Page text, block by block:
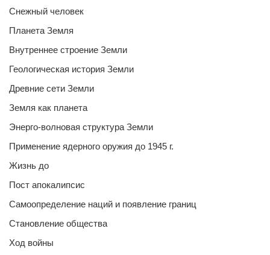
Снежный человек
Планета Земля
Внутреннее строение Земли
Геологическая история Земли
Древние сети Земли
Земля как планета
Энерго-волновая структура Земли
Применение ядерного оружия до 1945 г.
Жизнь до
Пост апокалипсис
Самоопределение наций и появление границ
Становление общества
Ход войны